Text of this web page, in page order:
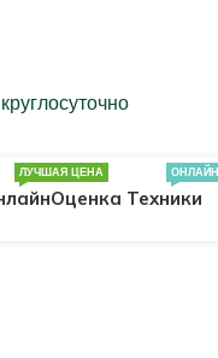
круглосуточно
ЛУЧШАЯ ЦЕНА
Оценка Техники
ОНЛАЙН